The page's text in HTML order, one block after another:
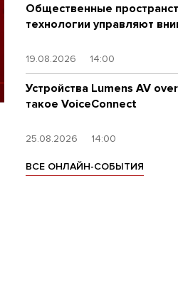
Общественные
технологии управляют
19.08.2026 14:00
Устройства Lumens AV
такое VoiceConnect
25.08.2026 14:00
ВСЕ ОНЛАЙН-СОБЫТИЯ